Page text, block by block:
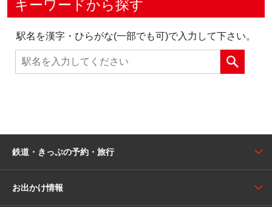
キーワードから探す
駅名を漢字・ひらがな(一部でも可)で入力して下さい。
鉄道・きっぷの予約・旅行
お出かけ情報